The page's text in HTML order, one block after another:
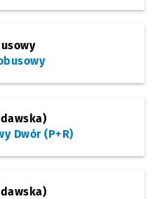
Dwór (P+R)